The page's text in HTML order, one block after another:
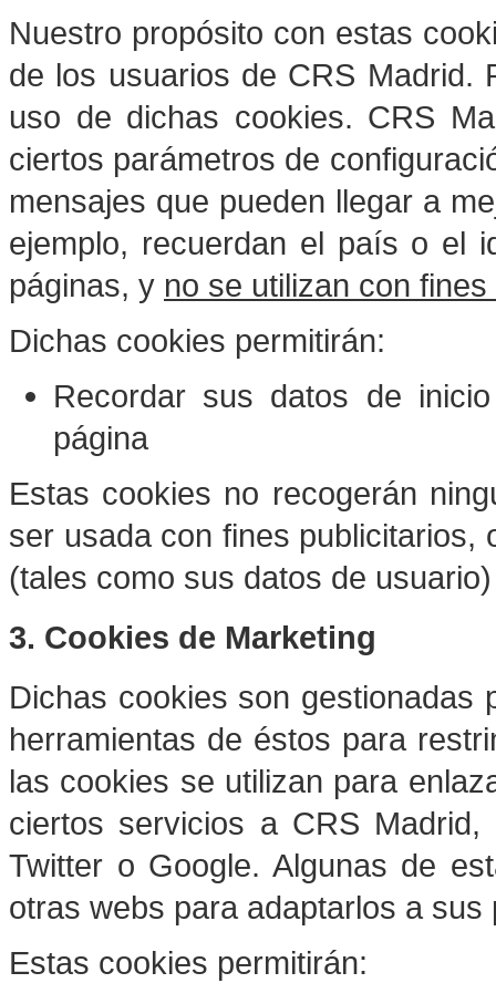
Nuestro propósito con estas
de los usuarios de CRS Madrid.
uso de dichas cookies. CRS
ciertos parámetros de
mensajes que pueden llegar a
ejemplo, recuerdan el país o el
páginas, y no se utilizan con
Dichas cookies permitirán:
Recordar sus datos de
página
Estas cookies no recogerán
ser usada con fines publicitarios,
(tales como sus datos de
3. Cookies de Marketing
Dichas cookies son gestionadas
herramientas de éstos para
las cookies se utilizan para
ciertos servicios a CRS Madrid,
Twitter o Google. Algunas de
otras webs para adaptarlos a sus
Estas cookies permitirán: